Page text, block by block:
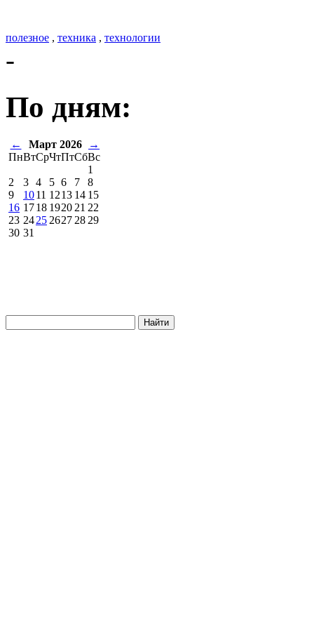
полезное , техника , технологии
-
По дням:
← Март 2026
→
ПнВтСрЧтПтСбВс
1
2
3 4 5 6 7
8
9
1011 1213 14 15
16 1718 1920 21 22
23 2425 2627 28 29
30 31